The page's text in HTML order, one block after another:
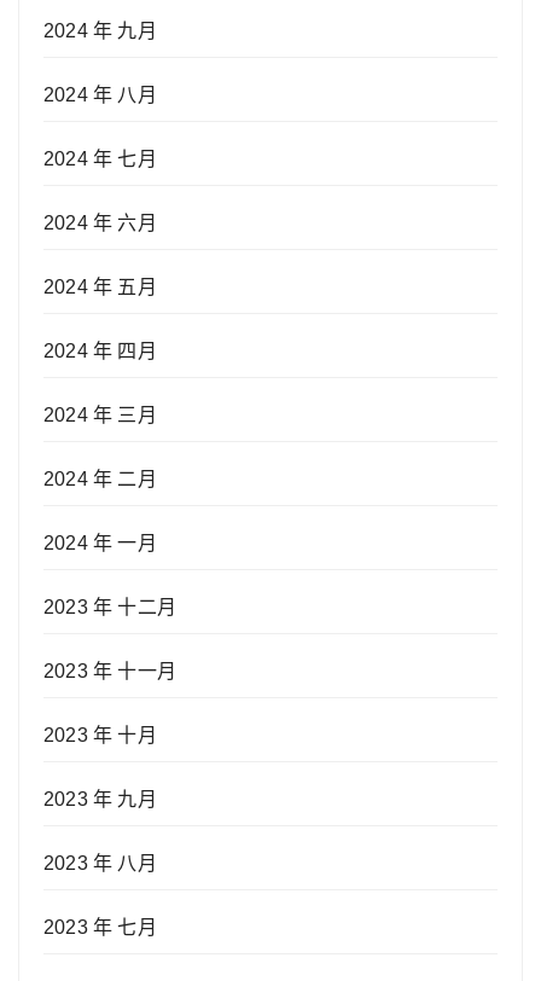
2024 年 九月
2024 年 八月
2024 年 七月
2024 年 六月
2024 年 五月
2024 年 四月
2024 年 三月
2024 年 二月
2024 年 一月
2023 年 十二月
2023 年 十一月
2023 年 十月
2023 年 九月
2023 年 八月
2023 年 七月